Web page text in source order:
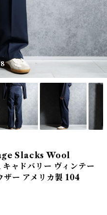
Slacks Wool
ドバリー ヴィンテー
ザー アメリカ製 104